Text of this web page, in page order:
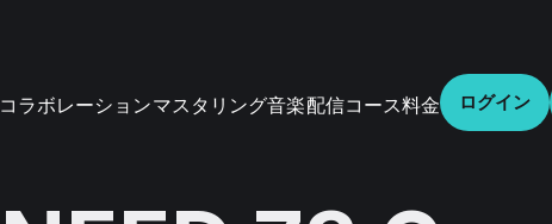
コラボレーションマスタリング音楽配信コース料金 ログイン